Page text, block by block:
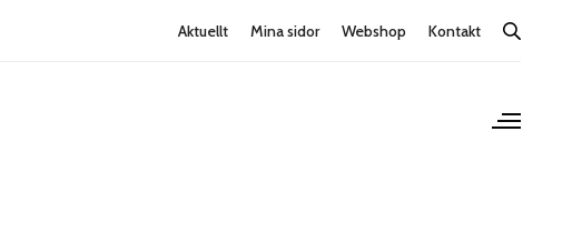
Aktuellt Mina sidor Webshop Kontakt